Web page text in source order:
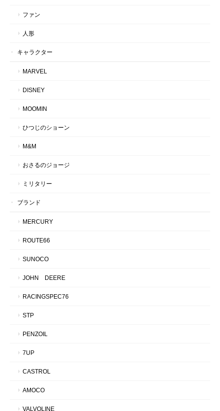
ファン
人形
キャラクター
MARVEL
DISNEY
MOOMIN
ひつじのショーン
M&M
おさるのジョージ
ミリタリー
ブランド
MERCURY
ROUTE66
SUNOCO
JOHN DEERE
RACINGSPEC76
STP
PENZOIL
7UP
CASTROL
AMOCO
VALVOLINE